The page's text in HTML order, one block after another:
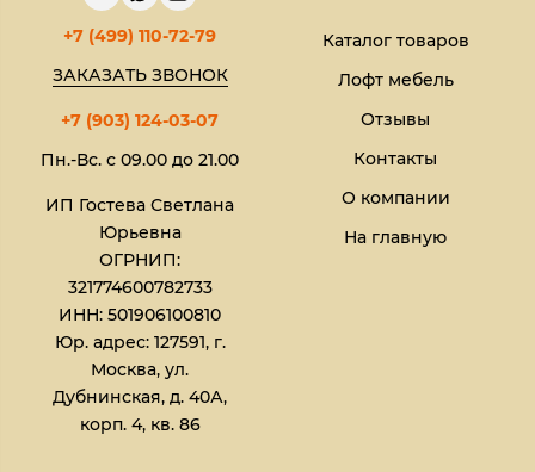
+7 (499) 110-72-79
ЗАКАЗАТЬ ЗВОНОК
+7 (903) 124-03-07
Пн.-Вс. с 09.00 до 21.00
ИП Гостева Светлана
Юрьевна​
ОГРНИП:
321774600782733
ИНН: 501906100810
Юр. адрес: 127591, г.
Москва, ул.
Дубнинская, д. 40А,
корп. 4, кв. 86
Каталог товаров
Лофт мебель
Отзывы
Контакты
О компании
На главную